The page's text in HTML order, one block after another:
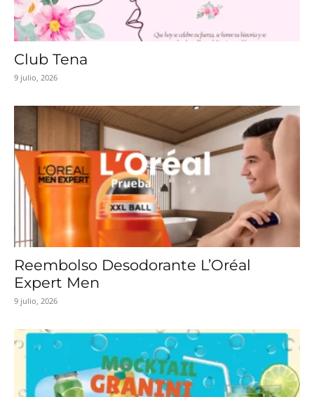
Club Tena
9 julio, 2026
Reembolso Desodorante L’Oréal
Expert Men
9 julio, 2026